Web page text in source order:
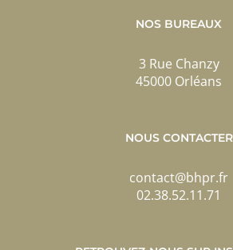
NOS BUREAUX
3 Rue Chanzy
45000 Orléans
NOUS CONTACTER
contact@bhpr.fr
02.38.52.11.71